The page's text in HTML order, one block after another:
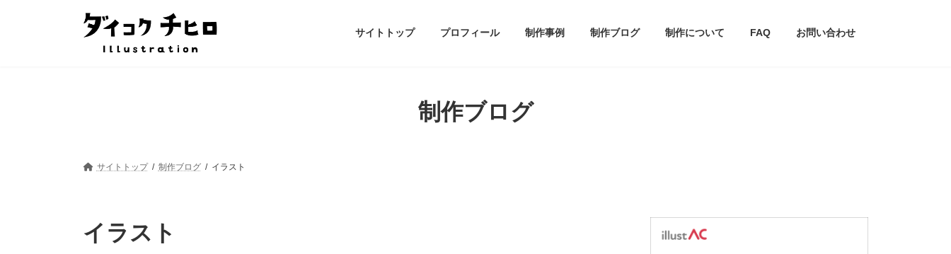
サイトトップ プロフィール 制作事例 制作ブログ 制作について FAQ お問い合わせ
制作ブログ
サイトトップ 制作ブログ イラスト
イラスト